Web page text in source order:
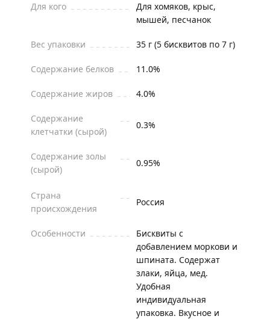
Для кого
Для хомяков, крыс,
мышей, песчанок
Вес упаковки 35 г (5 бисквитов по 7 г)
Содержание белков 11.0%
Содержание жиров 4.0%
Содержание
клетчатки (сырой)
0.3%
Содержание золы
(сырой)
0.95%
Страна
происхождения
Россия
Особенности
Бисквиты с
добавлением моркови и
шпината. Содержат
злаки, яйца, мед.
Удобная
индивидуальная
упаковка. Вкусное и